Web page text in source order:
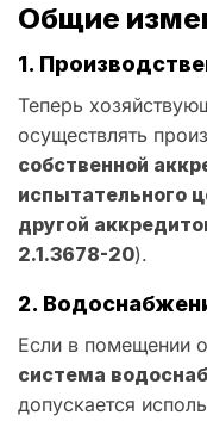
Общие
1.
Теперь
осуществлять
собственной
испытательного
другой
2.1.3678-20).
2.
Если в помещении
система
допускается